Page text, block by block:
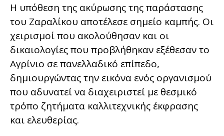
Η υπόθεση της ακύρωσης της παράστασης
του Ζαραλίκου αποτέλεσε σημείο καμπής. Οι
χειρισμοί που ακολούθησαν και οι
δικαιολογίες που προβλήθηκαν εξέθεσαν το
Αγρίνιο σε πανελλαδικό επίπεδο,
δημιουργώντας την εικόνα ενός οργανισμού
που αδυνατεί να διαχειριστεί με θεσμικό
τρόπο ζητήματα καλλιτεχνικής έκφρασης
και ελευθερίας.